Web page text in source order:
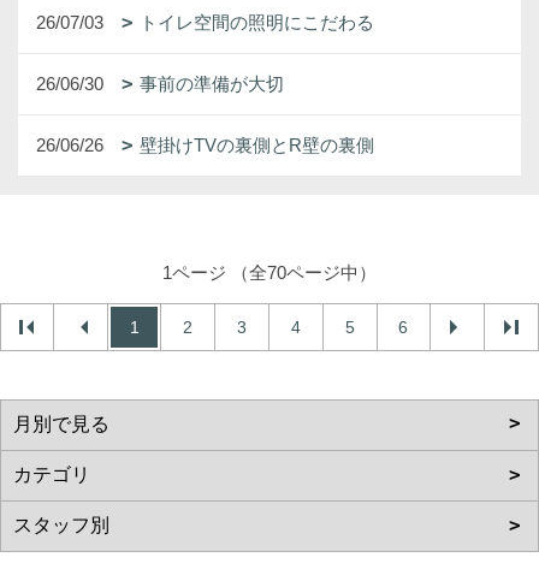
26/07/03 トイレ空間の照明にこだわる
26/06/30 事前の準備が大切
26/06/26 壁掛けTVの裏側とR壁の裏側
1ページ （全70ページ中）
1 2 3 4 5 6